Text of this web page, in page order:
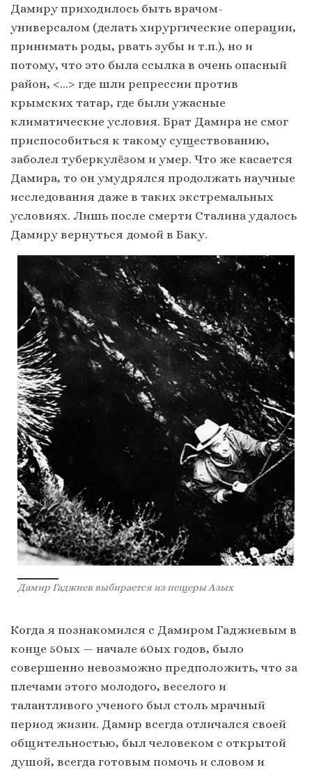
Дамиру приходилось быть врачом-
универсалом (делать хирургические операции,
принимать роды, рвать зубы и т.п.), но и
потому, что это была ссылка в очень опасный
район, <…> где шли репрессии против
крымских татар, где были ужасные
климатические условия. Брат Дамира не смог
приспособиться к такому существованию,
заболел туберкулёзом и умер. Что же касается
Дамира, то он умудрялся продолжать научные
исследования даже в таких экстремальных
условиях. Лишь после смерти Сталина удалось
Дамиру вернуться домой в Баку.
Дамир Гаджиев выбирается из пещеры Азых
Когда я познакомился с Дамиром Гаджиевым в
конце 50ых — начале 60ых годов, было
совершенно невозможно предположить, что за
плечами этого молодого, веселого и
талантливого ученого был столь мрачный
период жизни. Дамир всегда отличался своей
общительностью, был человеком с открытой
душой, всегда готовым помочь и словом и